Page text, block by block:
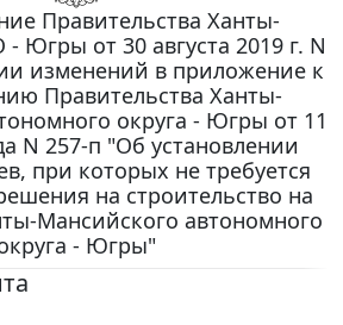
Правительства Ханты-
Югры от 30 августа 2019 г. N
изменений в приложение к
Правительства Ханты-
округа - Югры от 11
N 257-п "Об установлении
при которых не требуется
на строительство на
Мансийского автономного
- Югры"